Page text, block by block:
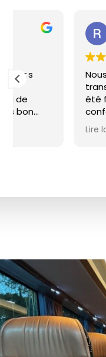
Riyaad
il y a 9 mois
Nous avons fait
transport lors
été fluide du
confortable, et
professionnel.